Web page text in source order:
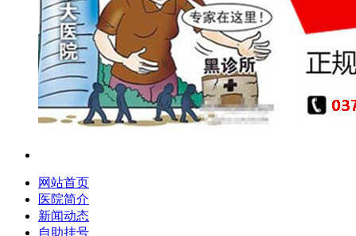
网站首页
医院简介
新闻动态
自助挂号